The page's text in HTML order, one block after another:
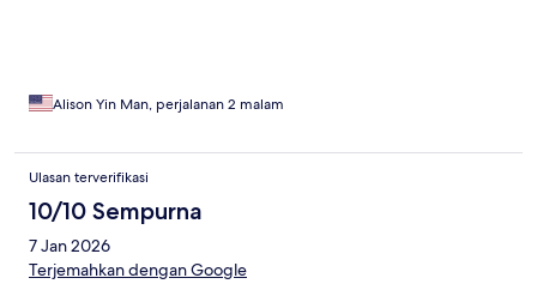
Alison Yin Man, perjalanan 2 malam
Ulasan terverifikasi
10/10 Sempurna
7 Jan 2026
Terjemahkan dengan Google